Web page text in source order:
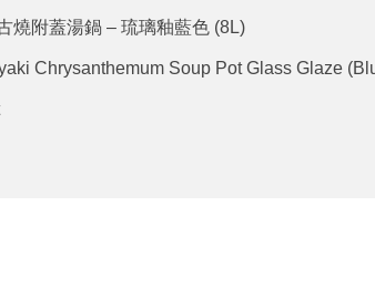
燒附蓋湯鍋 – 琉璃釉藍色 (8L)
Chrysanthemum Soup Pot Glass Glaze